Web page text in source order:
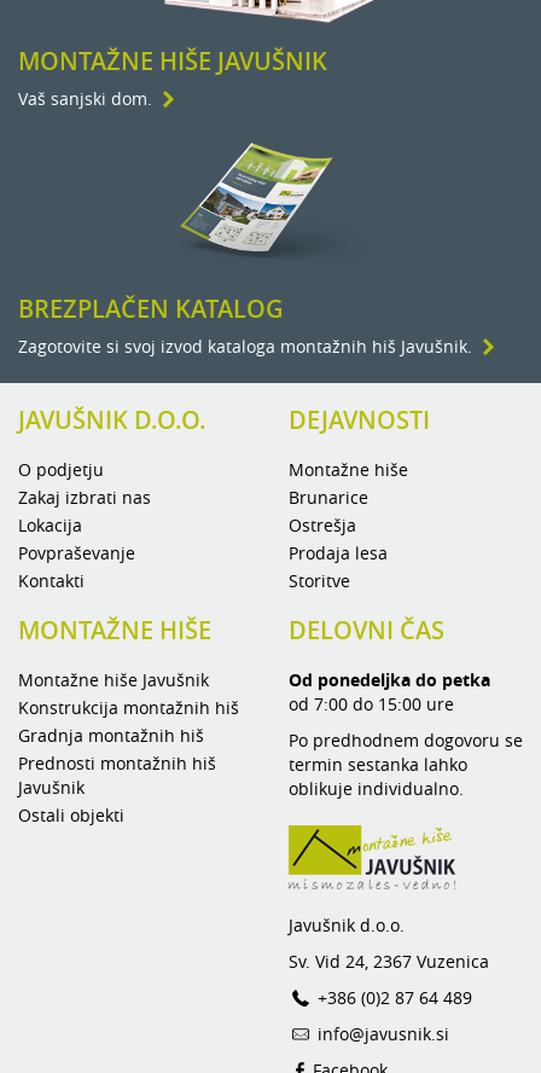
MONTAŽNE HIŠE JAVUŠNIK
Vaš sanjski dom.
BREZPLAČEN KATALOG
Zagotovite si svoj izvod kataloga montažnih hiš Javušnik.
JAVUŠNIK D.O.O.
O podjetju
Zakaj izbrati nas
Lokacija
Povpraševanje
Kontakti
DEJAVNOSTI
Montažne hiše
Brunarice
Ostrešja
Prodaja lesa
Storitve
MONTAŽNE HIŠE
Montažne hiše Javušnik
Konstrukcija montažnih hiš
Gradnja montažnih hiš
Prednosti montažnih hiš
Javušnik
Ostali objekti
DELOVNI ČAS
Od ponedeljka do petka
od 7:00 do 15:00 ure
Po predhodnem dogovoru se
termin sestanka lahko
oblikuje individualno.
Javušnik d.o.o.
Sv. Vid 24, 2367 Vuzenica
+386 (0)2 87 64 489
info@javusnik.si